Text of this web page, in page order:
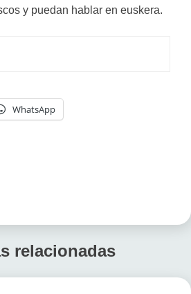
y puedan hablar en euskera.
WhatsApp
relacionadas